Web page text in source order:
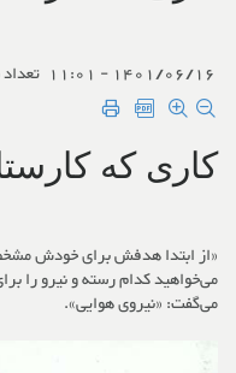
1401/06/16 - 11:01 تعداد
کاری‌ که
«از ابتدا هدفش برای خودش
می‌خواهید کدام رسته و نیرو را
می‌گفت: «نیروی هوایی».